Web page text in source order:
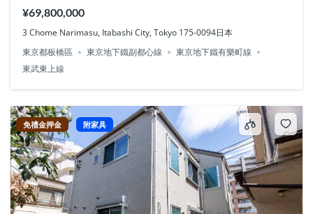
¥69,800,000
3 Chome Narimasu, Itabashi City, Tokyo 175-0094日本
東京都板橋區
東京地下鐵副都心線
東京地下鐵有樂町線
東武東上線
免禮金押金 附家具